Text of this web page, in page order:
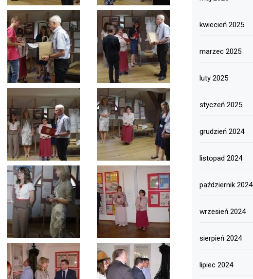
kwiecień 2025
marzec 2025
luty 2025
styczeń 2025
grudzień 2024
listopad 2024
październik 2024
wrzesień 2024
sierpień 2024
lipiec 2024